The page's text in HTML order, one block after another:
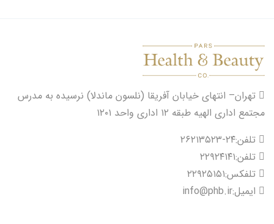
تهران– انتهای خیابان آفریقا (نلسون ماندلا) نرسیده به مدرس
مجتمع اداری الهیه طبقه ۱۲ اداری واحد ۱۲۰۱
تلفن:۲۴-۲۶۲۱۳۵۲۳
تلفن:۲۲۹۲۴۱۴۱
تلفکس:۲۲۹۲۵۱۵۱
ایمیل:info@phb.ir